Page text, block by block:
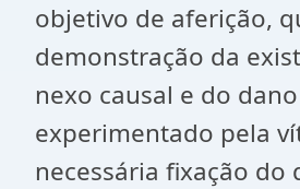
objetivo de aferição,
demonstração da
nexo causal e do dano
experimentado pela
necessária fixação do